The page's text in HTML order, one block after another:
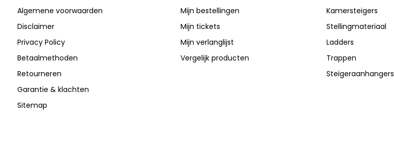
Algemene voorwaarden
Disclaimer
Privacy Policy
Betaalmethoden
Retourneren
Garantie & klachten
Sitemap
Mijn bestellingen
Mijn tickets
Mijn verlanglijst
Vergelijk producten
Kamersteigers
Stellingmateriaal
Ladders
Trappen
Steigeraanhangers